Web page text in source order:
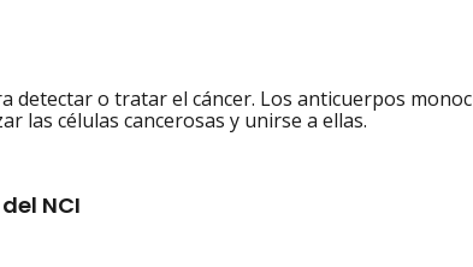
detectar o tratar el cáncer. Los anticuerpos
las células cancerosas y unirse a ellas.
NCI